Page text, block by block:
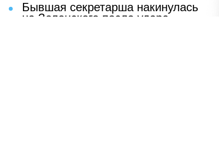
Бывшая секретарша накинулась
на Зеленского после удара